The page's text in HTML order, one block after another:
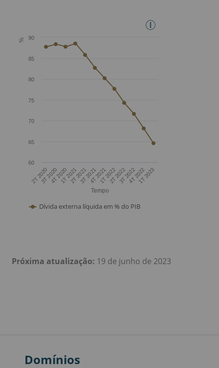
Próxima atualização: 19 de junho de 2023
Domínios